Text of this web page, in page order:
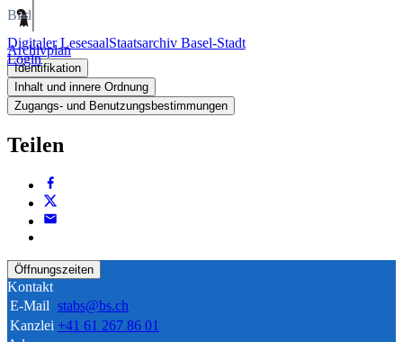
Digitaler LesesaalStaatsarchiv Basel-Stadt
Login
Bild
Archivplan
Identifikation
Inhalt und innere Ordnung
Zugangs- und Benutzungsbestimmungen
Teilen
Öffnungszeiten
Kontakt
E-Mail stabs@bs.ch
Kanzlei +41 61 267 86 01